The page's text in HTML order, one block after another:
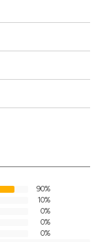
90%
10%
0%
0%
0%